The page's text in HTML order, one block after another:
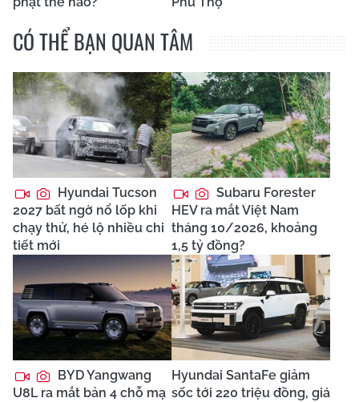
CÓ THỂ BẠN QUAN TÂM
Hyundai Tucson
2027 bất ngờ nổ lốp khi
chạy thử, hé lộ nhiều chi
tiết mới
Subaru Forester
HEV ra mắt Việt Nam
tháng 10/2026, khoảng
1,5 tỷ đồng?
BYD Yangwang
U8L ra mắt bản 4 chỗ mạ
Hyundai SantaFe giảm
sốc tới 220 triệu đồng, giá